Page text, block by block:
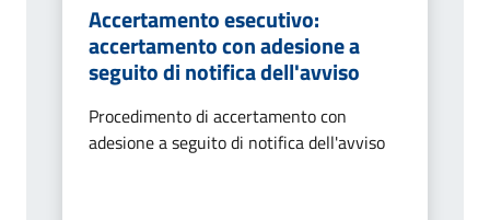
Accertamento esecutivo:
accertamento con adesione a
seguito di notifica dell'avviso
Procedimento di accertamento con
adesione a seguito di notifica dell'avviso